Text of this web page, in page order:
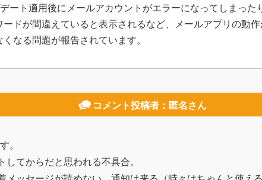
ート適用後にメールアカウントがエラーになってしまった
ードが間違えていると表示されるなど、メールアプリの動
なる問題が報告されています。
コメント投稿者：匿名さん
。
してからだと思われる不具合。